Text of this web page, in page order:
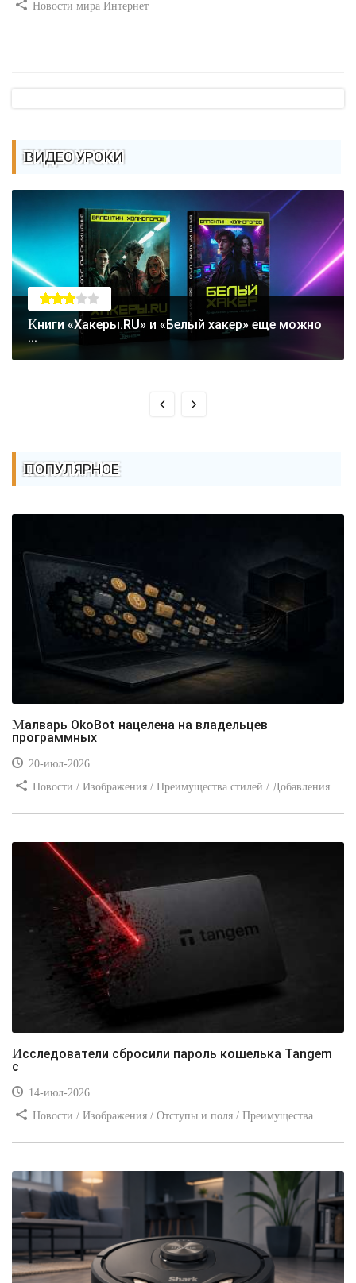
Новости мира Интернет
ВИДЕО УРОКИ
Книги «Хакеры.RU» и «Белый хакер» еще можно
...
ПОПУЛЯРНОЕ
Малварь OkoBot нацелена на владельцев
программных
20-июл-2026
Новости / Изображения / Преимущества стилей / Добавления
Исследователи сбросили пароль кошелька Tangem
с
14-июл-2026
Новости / Изображения / Отступы и поля / Преимущества